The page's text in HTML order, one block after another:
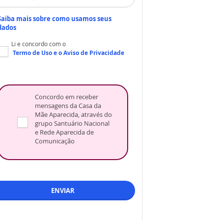
mais sobre como usamos seus
Li e concordo com o
Termo de Usoe oAviso de Privacidade
Concordo em receber
mensagens da Casa da
Mãe Aparecida, através do
grupo Santuário Nacional
e Rede Aparecida de
Comunicação
ENVIAR